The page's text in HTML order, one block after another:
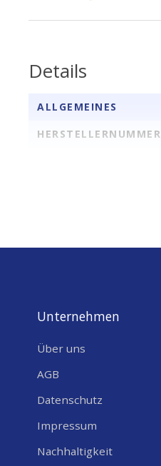
Details
ALLGEMEINES
HERSTELLERNUMMER
Unternehmen
Über uns
AGB
Datenschutz
Impressum
Nachhaltigkeit